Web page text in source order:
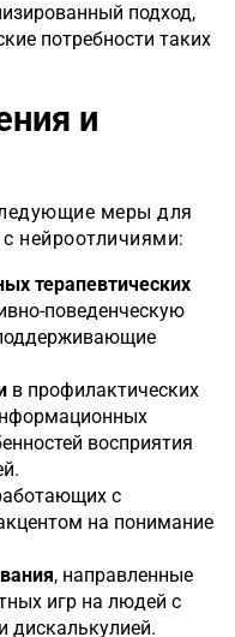
подход,
потребности таких
и
меры для
нейроотличиями:
терапевтических
поведенческую
в профилактических
восприятия
с
на понимание
, направленные
игр на людей с
дискалькулией.